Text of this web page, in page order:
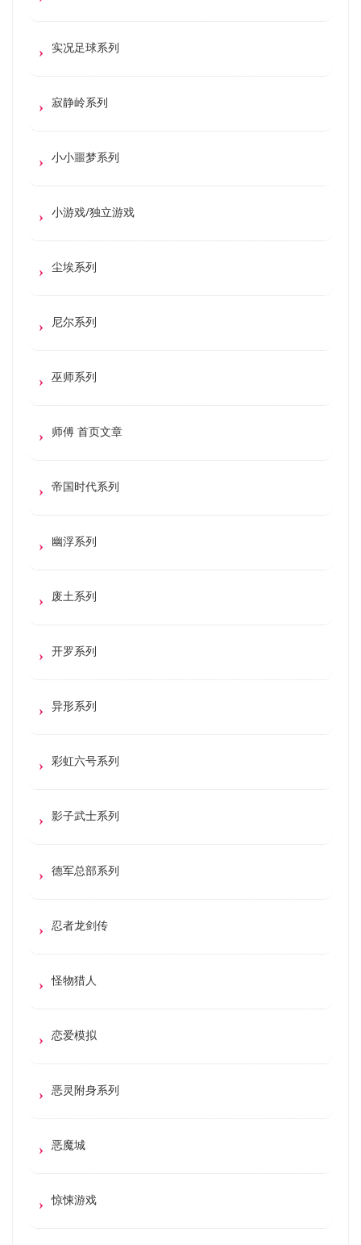
实况足球系列
寂静岭系列
小小噩梦系列
小游戏/独立游戏
尘埃系列
尼尔系列
巫师系列
师傅 首页文章
帝国时代系列
幽浮系列
废土系列
开罗系列
异形系列
彩虹六号系列
影子武士系列
德军总部系列
忍者龙剑传
怪物猎人
恋爱模拟
恶灵附身系列
恶魔城
惊悚游戏